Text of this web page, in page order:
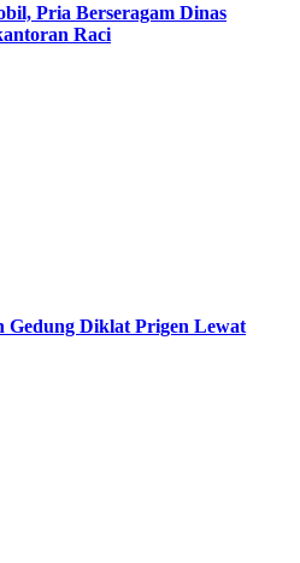
Pria Berseragam Dinas
Raci
Gedung Diklat Prigen Lewat